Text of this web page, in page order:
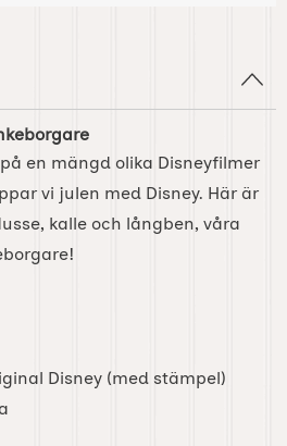
en mängd olika Disneyfilmer
vi julen med Disney. Här är
kalle och långben, våra
Disney (med stämpel)